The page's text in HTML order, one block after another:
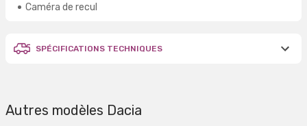
Caméra de recul
SPÉCIFICATIONS TECHNIQUES
Autres modèles Dacia